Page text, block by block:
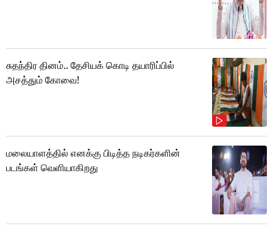
சுதந்திர தினம்.. தேசியக் கொடி தயாரிப்பில்
அசத்தும் கோவை!
மலையாளத்தில் எனக்கு பிடித்த நடிகர்களின்
படங்கள் வெளியாகிறது